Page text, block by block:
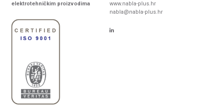
elektrotehničkim proizvodima
www.nabla-plus.hr
nabla@nabla-plus.hr